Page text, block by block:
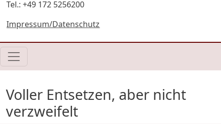
Tel.: +49 172 5256200
Impressum/Datenschutz
Voller Entsetzen, aber nicht
verzweifelt